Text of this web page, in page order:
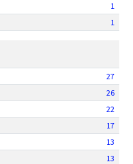
1
1
27
26
22
17
13
13